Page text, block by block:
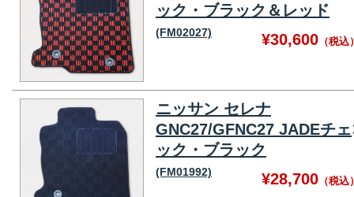
ック・ブラック＆レッド
(FM02027) ¥30,600 （税込
ニッサン セレナ
GNC27/GFNC27 JADEチェ
ック・ブラック
(FM01992) ¥28,700 （税込